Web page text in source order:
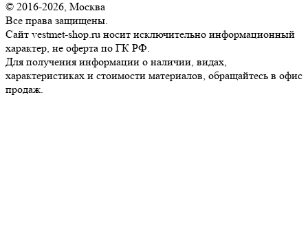
© 2016-2026, Москва
Все права защищены.
Сайт vestmet-shop.ru носит исключительно информационный
характер, не оферта по ГК РФ.
Для получения информации о наличии, видах,
характеристиках и стоимости материалов, обращайтесь в офис
продаж.